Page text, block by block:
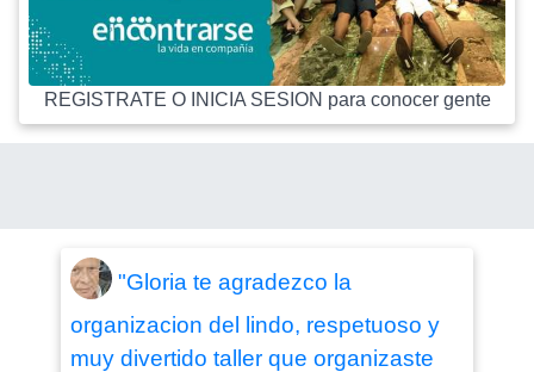
REGISTRATE O INICIA SESION para conocer gente
"Gloria te agradezco la
organizacion del lindo, respetuoso y
muy divertido taller que organizaste